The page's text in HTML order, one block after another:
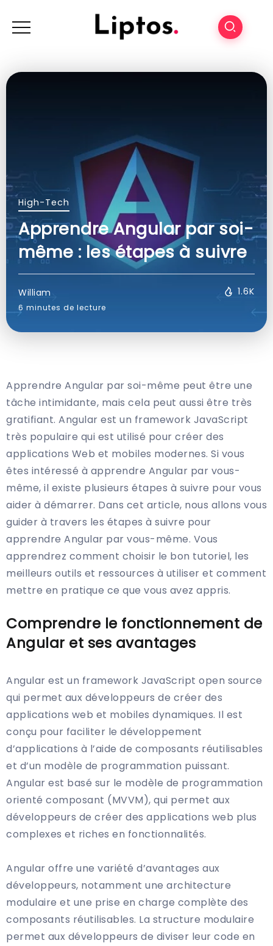
High-Tech
Apprendre Angular par soi-
même : les étapes à suivre
William
6 minutes de lecture
1.6K
Apprendre Angular par soi-même peut être une
tâche intimidante, mais cela peut aussi être très
gratifiant. Angular est un framework JavaScript
très populaire qui est utilisé pour créer des
applications Web et mobiles modernes. Si vous
êtes intéressé à apprendre Angular par vous-
même, il existe plusieurs étapes à suivre pour vous
aider à démarrer. Dans cet article, nous allons vous
guider à travers les étapes à suivre pour
apprendre Angular par vous-même. Vous
apprendrez comment choisir le bon tutoriel, les
meilleurs outils et ressources à utiliser et comment
mettre en pratique ce que vous avez appris.
Comprendre le fonctionnement de
Angular et ses avantages
Angular est un framework JavaScript open source
qui permet aux développeurs de créer des
applications web et mobiles dynamiques. Il est
conçu pour faciliter le développement
d’applications à l’aide de composants réutilisables
et d’un modèle de programmation puissant.
Angular est basé sur le modèle de programmation
orienté composant (MVVM), qui permet aux
développeurs de créer des applications web plus
complexes et riches en fonctionnalités.
Angular offre une variété d’avantages aux
développeurs, notamment une architecture
modulaire et une prise en charge complète des
composants réutilisables. La structure modulaire
permet aux développeurs de diviser leur code en